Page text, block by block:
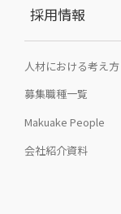
採用情報
人材における考え方
募集職種一覧
Makuake People
会社紹介資料